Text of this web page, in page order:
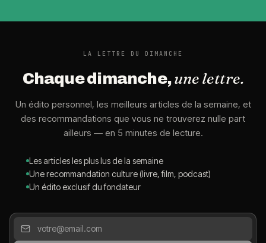
LA LETTRE DU DIMANCHE
Chaque dimanche,une lettre.
Un édito personnel, les meilleurs articles de la semaine, et
des recommandations que vous ne trouverez nulle part
ailleurs — en 5 minutes de lecture.
Les articles les plus lus de la semaine
Une recommandation culture (livre, film, podcast)
Un édito exclusif du fondateur